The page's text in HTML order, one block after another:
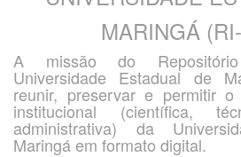
MARINGÁ
A missão do
Universidade Estadual de
reunir, preservar e permitir
institucional (científica,
administrativa) da
Maringá em formato digital.